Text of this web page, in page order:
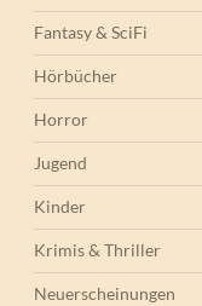
Fantasy & SciFi
Hörbücher
Horror
Jugend
Kinder
Krimis & Thriller
Neuerscheinungen